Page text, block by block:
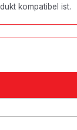
kompatibel ist.